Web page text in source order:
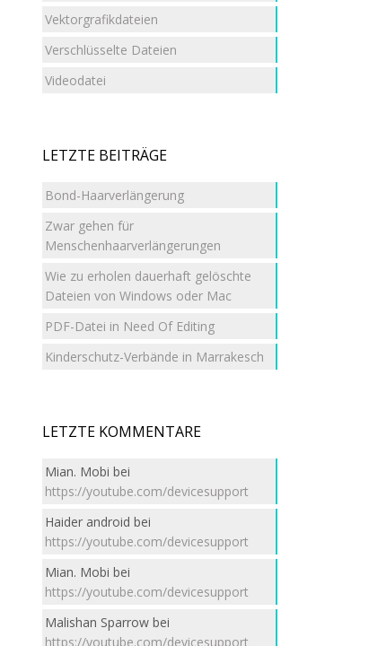
Vektorgrafikdateien
Verschlüsselte Dateien
Videodatei
LETZTE BEITRÄGE
Bond-Haarverlängerung
Zwar gehen für
Menschenhaarverlängerungen
Wie zu erholen dauerhaft gelöschte
Dateien von Windows oder Mac
PDF-Datei in Need Of Editing
Kinderschutz-Verbände in Marrakesch
LETZTE KOMMENTARE
Mian. Mobi bei
https://youtube.com/devicesupport
Haider android bei
https://youtube.com/devicesupport
Mian. Mobi bei
https://youtube.com/devicesupport
Malishan Sparrow bei
https://youtube.com/devicesupport